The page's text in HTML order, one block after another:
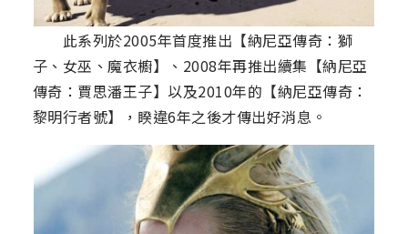
此系列於2005年首度推出【納尼亞傳奇：獅
子、女巫、魔衣櫥】、2008年再推出續集【納尼亞
傳奇：賈思潘王子】以及2010年的【納尼亞傳奇：
黎明行者號】，睽違6年之後才傳出好消息。